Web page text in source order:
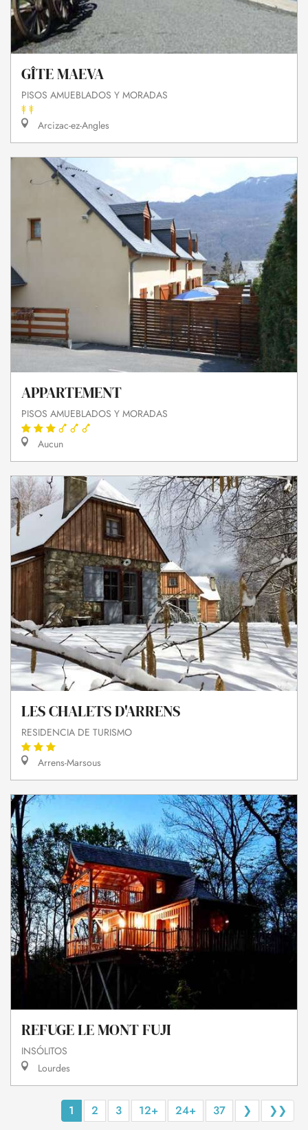
GÎTE MAEVA
PISOS AMUEBLADOS Y MORADAS
Arcizac-ez-Angles
APPARTEMENT
PISOS AMUEBLADOS Y MORADAS
Aucun
LES CHALETS D'ARRENS
RESIDENCIA DE TURISMO
Arrens-Marsous
REFUGE LE MONT FUJI
INSÓLITOS
Lourdes
1 2 3 12+ 24+ 37 ❯ ❯❯